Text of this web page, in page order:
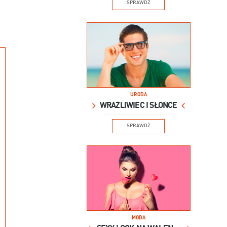
SPRAWDŹ
URODA
WRAŻLIWIEC I SŁOŃCE
SPRAWDŹ
MODA